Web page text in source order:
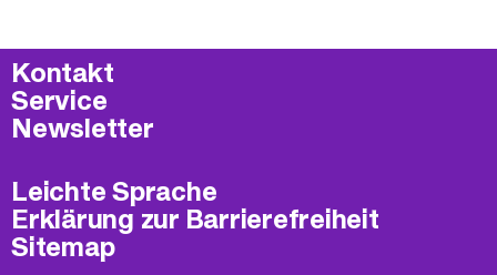
Kontakt
Service
Newsletter
Leichte Sprache
Erklärung zur Barrierefreiheit
Sitemap